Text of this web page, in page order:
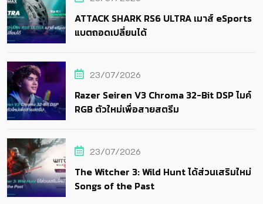
ATTACK SHARK RS6 ULTRA เมาส์ eSports
แบตถอดเปลี่ยนได้
23/07/2026
Razer Seiren V3 Chroma 32-Bit DSP ไมค์
RGB ตัวใหม่เพื่อสายสตรีม
23/07/2026
The Witcher 3: Wild Hunt ได้ส่วนเสริมใหม่
Songs of the Past